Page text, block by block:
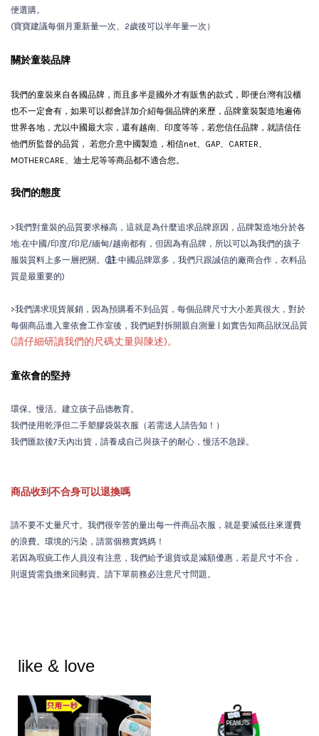
便選購。
(寶寶建議每個月重新量一次、2歲後可以半年量一次）
關於童裝品牌
我們的童裝來自各國品牌，而且多半是國外才有販售的款式，即便台灣有設櫃
也不一定會有，如果可以都會詳加介紹每個品牌的來歷，品牌童裝製造地遍佈
世界各地，尤以中國最大宗，還有越南、印度等等，若您信任品牌，就請信任
他們所監督的品質， 若您介意中國製造，相信net、GAP、CARTER、
MOTHERCARE、迪士尼等等商品都不適合您。
我們的態度
>我們對童裝的品質要求極高，這就是為什麼追求品牌原因，品牌製造地分於各
地:在中國/印度/印尼/緬甸/越南都有，但因為有品牌，所以可以為我們的孩子
服裝質料上多一層把關。(註:中國品牌眾多，我們只跟誠信的廠商合作，衣料品
質是最重要的)
>我們講求現貨展銷，因為預購看不到品質，每個品牌尺寸大小差異很大，對於
每個商品進入童依會工作室後，我們絕對拆開親自測量 | 如實告知商品狀況品質
(請仔細研讀我們的尺碼丈量與陳述)。
童依會的堅持
環保。慢活。建立孩子品德教育。
我們使用乾淨但二手塑膠袋裝衣服（若需送人請告知！）
我們匯款後7天內出貨，請養成自己與孩子的耐心，慢活不急躁。
商品收到不合身可以退換嗎
請不要不丈量尺寸。我們很辛苦的量出每一件商品衣服，就是要減低往來運費
的浪費。環境的污染，請當個務實媽媽！
若因為瑕疵工作人員沒有注意，我們給予退貨或是減額優惠，若是尺寸不合，
則退貨需負擔來回郵資。請下單前務必注意尺寸問題。
like & love